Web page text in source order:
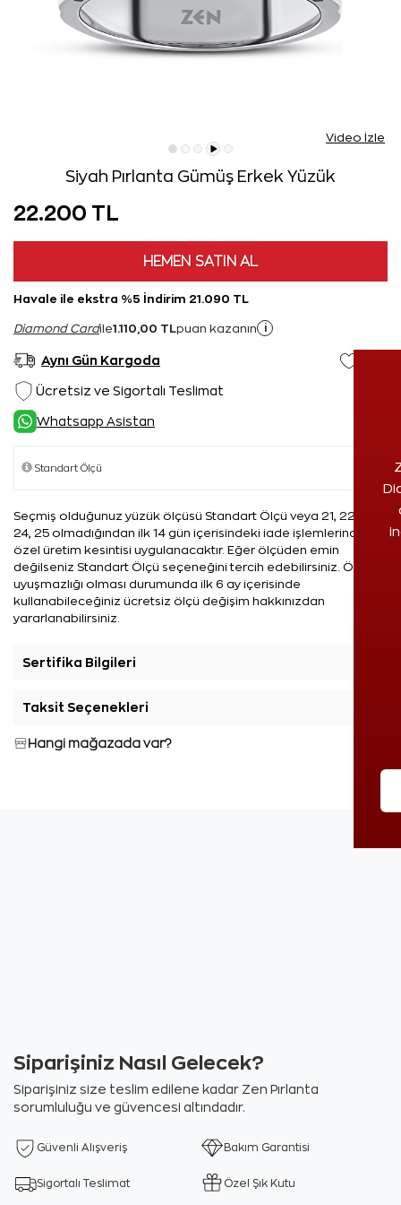
Video İzle
Siyah Pırlanta Gümüş Erkek Yüzük
22.200 TL
HEMEN SATIN AL
Havale ile ekstra %5 İndirim 21.090 TL
Diamond Cardile1.110,00 TL puan kazanın i
Aynı Gün Kargoda
Ücretsiz ve Sigortalı Teslimat
Whatsapp Asistan
Seçmiş olduğunuz yüzük ölçüsü Standart Ölçü veya 21, 22, 23,
24, 25 olmadığından ilk 14 gün içerisindeki iade işlemlerinde %5
özel üretim kesintisi uygulanacaktır. Eğer ölçüden emin
değilseniz Standart Ölçü seçeneğini tercih edebilirsiniz. Ölçü
uyuşmazlığı olması durumunda ilk 6 ay içerisinde
kullanabileceğiniz ücretsiz ölçü değişim hakkınızdan
yararlanabilirsiniz.
Sertifika Bilgileri
Taksit Seçenekleri
Hangi mağazada var?
Siparişiniz Nasıl Gelecek?
Siparişiniz size teslim edilene kadar Zen Pırlanta
sorumluluğu ve güvencesi altındadır.
Güvenli Alışveriş Bakım Garantisi
Sigortalı Teslimat Özel Şık Kutu